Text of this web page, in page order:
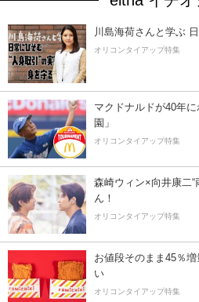
川島海荷さんと学ぶ
オリコンタイアップ特集
マクドナルドが40年
園」
オリコンタイアップ特集
森崎ウィン×向井康二“
ん！
オリコンタイアップ特集
お値段そのまま45％
い
オリコンタイアップ特集